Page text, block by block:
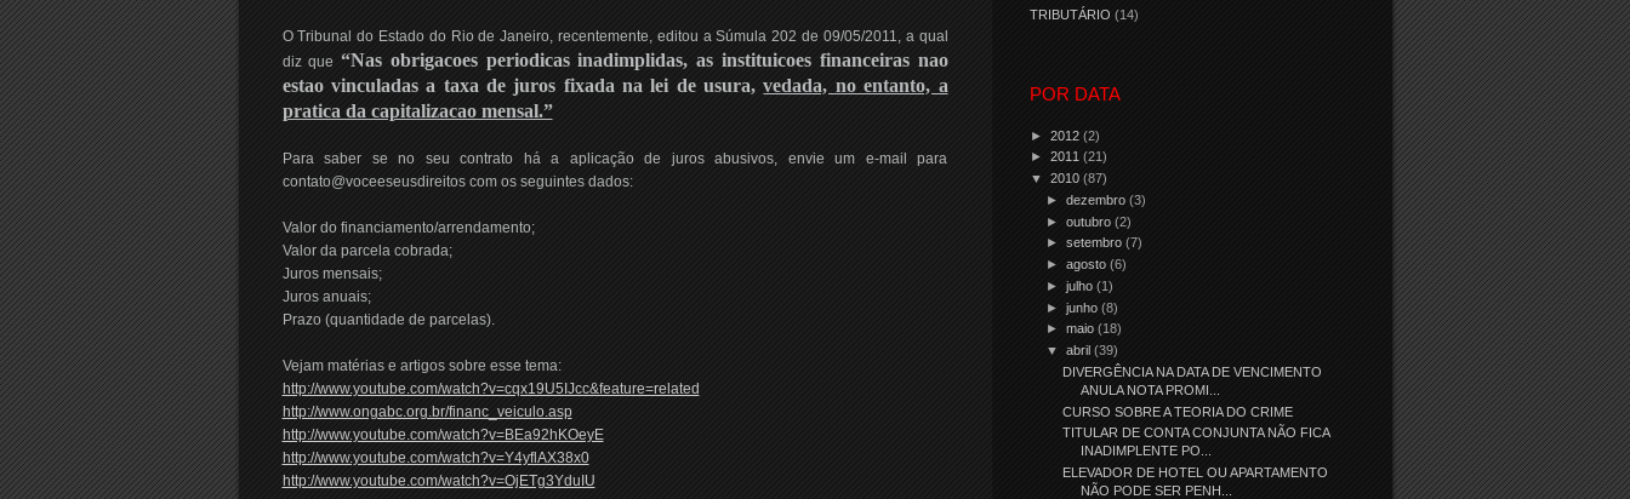
O Tribunal do Estado do Rio de Janeiro, recentemente, editou a Súmula 202 de 09/05/2011, a qual
diz que“Nas obrigacoes periodicas inadimplidas, as instituicoes financeiras nao
estao vinculadas a taxa de juros fixada na lei de usura,vedada, no entanto, a
pratica da capitalizacao mensal.”
Para saber se no seu contrato há a aplicação de juros abusivos, envie um e-mail para
contato@voceeseusdireitos com os seguintes dados:
Valor do financiamento/arrendamento;
Valor da parcela cobrada;
Juros mensais;
Juros anuais;
Prazo (quantidade de parcelas).
Vejam matérias e artigos sobre esse tema:
http://www.youtube.com/watch?v=cqx19U5IJcc&feature=related
http://www.ongabc.org.br/financ_veiculo.asp
http://www.youtube.com/watch?v=BEa92hKOeyE
http://www.youtube.com/watch?v=Y4yflAX38x0
http://www.youtube.com/watch?v=OjETg3YduIU
TRIBUTÁRIO (14)
POR DATA
► 2012 (2)
► 2011 (21)
▼ 2010 (87)
► dezembro (3)
► outubro (2)
► setembro (7)
► agosto (6)
► julho (1)
► junho (8)
► maio (18)
▼ abril (39)
DIVERGÊNCIA NA DATA DE VENCIMENTO
ANULA NOTA PROMI...
CURSO SOBRE A TEORIA DO CRIME
TITULAR DE CONTA CONJUNTA NÃO FICA
INADIMPLENTE PO...
ELEVADOR DE HOTEL OU APARTAMENTO
NÃO PODE SER PENH...